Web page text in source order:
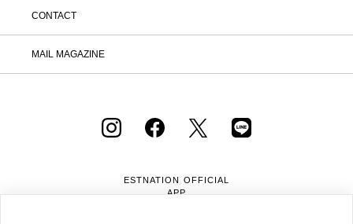
CONTACT
MAIL MAGAZINE
ESTNATION OFFICIAL
APP